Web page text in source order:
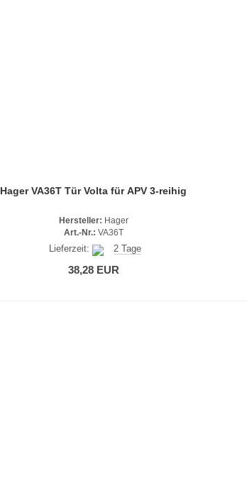
Hager VA36T Tür Volta für APV 3-reihig
Hersteller: Hager
Art.-Nr.: VA36T
Lieferzeit: 2 Tage
38,28 EUR